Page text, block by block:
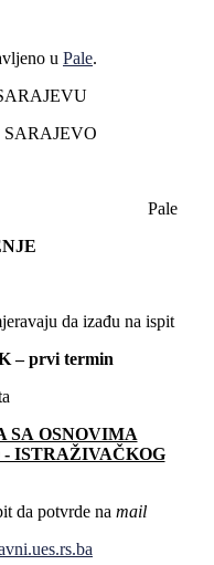
u Pale.
Pale
da izađu na ispit
– prvi termin
SA OSNOVIMA
ISTRAŽIVAČKOG
da potvrde na mail